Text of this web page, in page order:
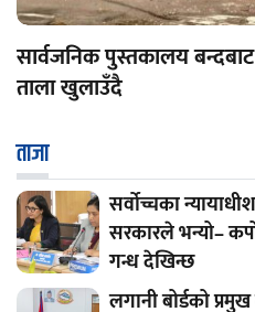
सार्वजनिक पुस्तकालय
ताला खुलाउँदै
ताजा
सर्वोच्चका
सरकारले भन्यो–
गन्ध देखिन्छ
लगानी बोर्डको